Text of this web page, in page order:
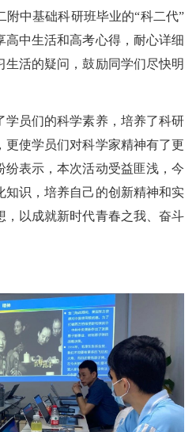
中基础科研班毕业的“科二代”
高中生活和高考心得，耐心详细
活的疑问，鼓励同学们尽快明
学员们的科学素养，培养了科研
更使学员们对科学家精神有了更
纷表示，本次活动受益匪浅，今
知识，培养自己的创新精神和实
，以成就新时代青春之我、奋斗